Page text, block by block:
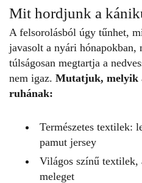
Mit hordjunk a
A felsorolásból úgy tűnhet,
javasolt a nyári hónapokban,
túlságosan megtartja a
nem igaz. Mutatjuk, melyik
ruhának:
Természetes textilek:
pamut jersey
Világos színű
meleget